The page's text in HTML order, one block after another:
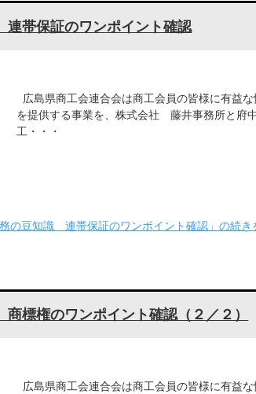
帯保証のワンポイント確認
広島県商工会連合会は商工会員の皆様に有益な
を提供する事業を、株式会社 藤井事務所と府
工・・・
務の豆知識 連帯保証のワンポイント確認」の続き
標権のワンポイント確認（２／２）
広島県商工会連合会は商工会員の皆様に有益な